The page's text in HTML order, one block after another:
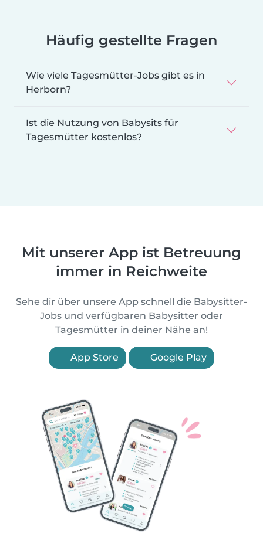
Häufig gestellte Fragen
Wie viele Tagesmütter-Jobs gibt es in
Herborn?
Ist die Nutzung von Babysits für
Tagesmütter kostenlos?
Mit unserer App ist Betreuung
immer in Reichweite
Sehe dir über unsere App schnell die Babysitter-
Jobs und verfügbaren Babysitter oder
Tagesmütter in deiner Nähe an!
App Store Google Play